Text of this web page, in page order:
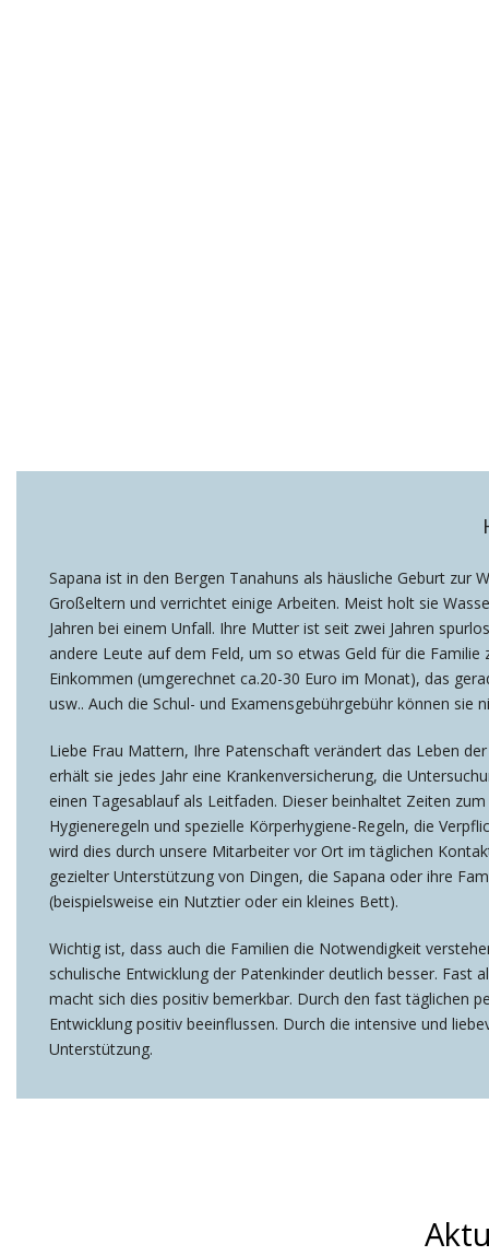
Sapana ist in den Bergen Tanahuns als häusliche Geburt zur
Großeltern und verrichtet einige Arbeiten. Meist holt sie
Jahren bei einem Unfall. Ihre Mutter ist seit zwei Jahren
andere Leute auf dem Feld, um so etwas Geld für die
Einkommen (umgerechnet ca.20-30 Euro im Monat), das
usw.. Auch die Schul- und Examensgebührgebühr können sie
Liebe Frau Mattern, Ihre Patenschaft verändert das Leben
erhält sie jedes Jahr eine Krankenversicherung, die
einen Tagesablauf als Leitfaden. Dieser beinhaltet Zeiten
Hygieneregeln und spezielle Körperhygiene-Regeln, die
wird dies durch unsere Mitarbeiter vor Ort im täglichen
gezielter Unterstützung von Dingen, die Sapana oder ihre
(beispielsweise ein Nutztier oder ein kleines Bett).
Wichtig ist, dass auch die Familien die Notwendigkeit
schulische Entwicklung der Patenkinder deutlich besser.
macht sich dies positiv bemerkbar. Durch den fast täglichen
Entwicklung positiv beeinflussen. Durch die intensive und
Unterstützung.